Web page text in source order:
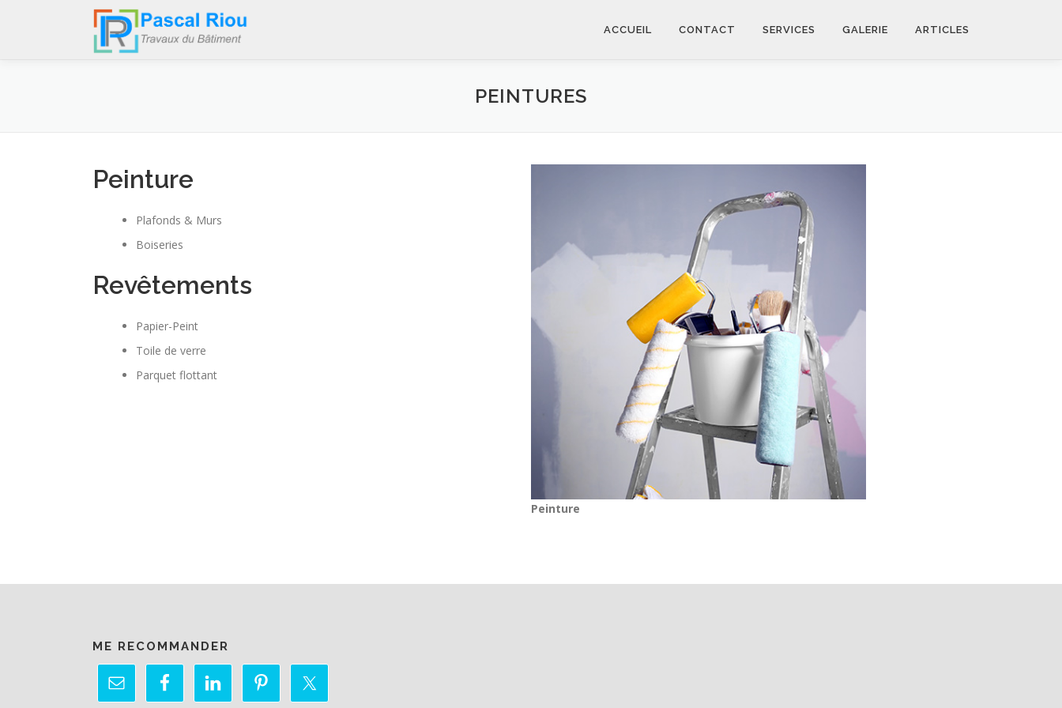
ACCUEIL CONTACT SERVICES GALERIE ARTICLES
PEINTURES
Peinture
Plafonds & Murs
Boiseries
Revêtements
Papier-Peint
Toile de verre
Parquet flottant
Peinture
ME RECOMMANDER